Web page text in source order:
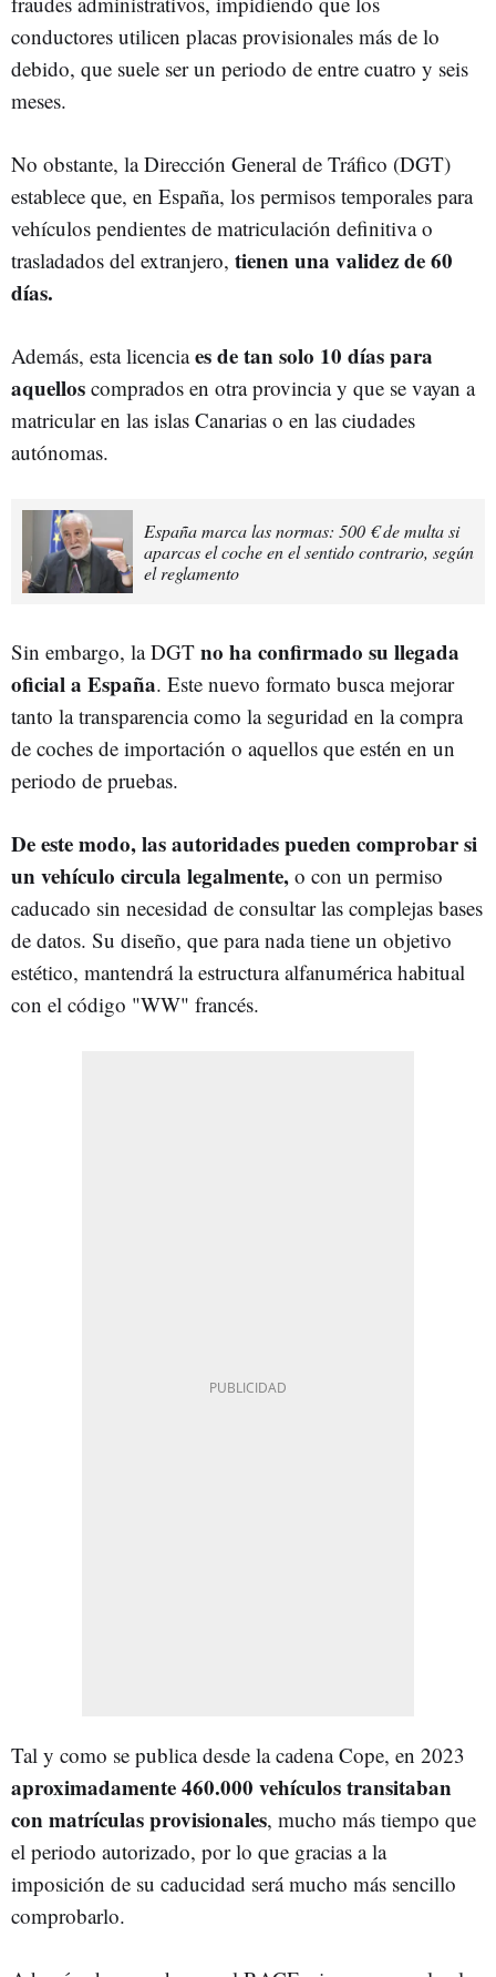
conductores utilicen placas provisionales más de lo
debido, que suele ser un periodo de entre cuatro y seis
meses.
No obstante, la Dirección General de Tráfico (DGT)
establece que, en España, los permisos temporales para
vehículos pendientes de matriculación definitiva o
trasladados del extranjero, tienen una validez de 60
días.
Además, esta licenciaes de tan solo 10 días para
aquellos comprados en otra provincia y que se vayan a
matricular en las islas Canarias o en las ciudades
autónomas.
España marca las normas: 500 € de multa si
aparcas el coche en el sentido contrario, según
el reglamento
Sin embargo, la DGT no ha confirmado su llegada
oficial a España. Este nuevo formato busca mejorar
tanto la transparencia como la seguridad en la compra
de coches de importación o aquellos que estén en un
periodo de pruebas.
De este modo, las autoridades pueden comprobar si
un vehículo circula legalmente, o con un permiso
caducado sin necesidad de consultar las complejas bases
de datos. Su diseño, que para nada tiene un objetivo
estético, mantendrá la estructura alfanumérica habitual
con el código "WW" francés.
Tal y como se publica desde la cadena Cope, en 2023
aproximadamente 460.000 vehículos transitaban
con matrículas provisionales, mucho más tiempo que
el periodo autorizado, por lo que gracias a la
imposición de su caducidad será mucho más sencillo
comprobarlo.